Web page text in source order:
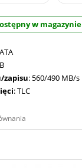
w magazynie
zapisu: 560/490 MB/s
: TLC